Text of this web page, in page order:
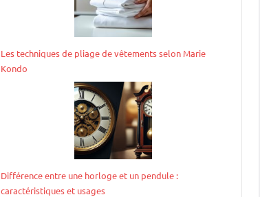
Les techniques de pliage de vêtements selon Marie
Kondo
Différence entre une horloge et un pendule :
caractéristiques et usages